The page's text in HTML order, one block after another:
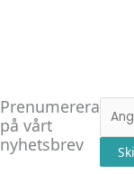
Prenumerera
på vårt
nyhetsbrev
E-
post